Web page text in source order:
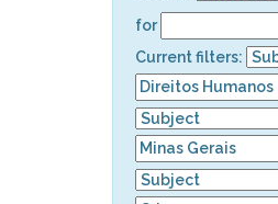
for
Current filters: